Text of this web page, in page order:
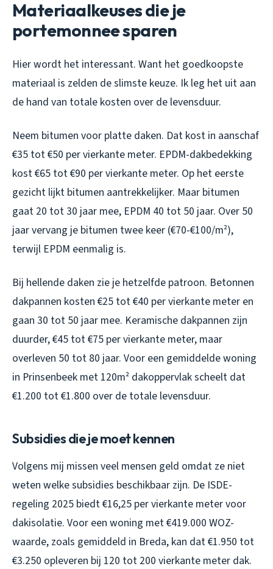
Materiaalkeuses die je
portemonnee sparen
Hier wordt het interessant. Want het goedkoopste
materiaal is zelden de slimste keuze. Ik leg het uit aan
de hand van totale kosten over de levensduur.
Neem bitumen voor platte daken. Dat kost in aanschaf
€35 tot €50 per vierkante meter. EPDM-dakbedekking
kost €65 tot €90 per vierkante meter. Op het eerste
gezicht lijkt bitumen aantrekkelijker. Maar bitumen
gaat 20 tot 30 jaar mee, EPDM 40 tot 50 jaar. Over 50
jaar vervang je bitumen twee keer (€70-€100/m²),
terwijl EPDM eenmalig is.
Bij hellende daken zie je hetzelfde patroon. Betonnen
dakpannen kosten €25 tot €40 per vierkante meter en
gaan 30 tot 50 jaar mee. Keramische dakpannen zijn
duurder, €45 tot €75 per vierkante meter, maar
overleven 50 tot 80 jaar. Voor een gemiddelde woning
in Prinsenbeek met 120m² dakoppervlak scheelt dat
€1.200 tot €1.800 over de totale levensduur.
Subsidies die je moet kennen
Volgens mij missen veel mensen geld omdat ze niet
weten welke subsidies beschikbaar zijn. De ISDE-
regeling 2025 biedt €16,25 per vierkante meter voor
dakisolatie. Voor een woning met €419.000 WOZ-
waarde, zoals gemiddeld in Breda, kan dat €1.950 tot
€3.250 opleveren bij 120 tot 200 vierkante meter dak.